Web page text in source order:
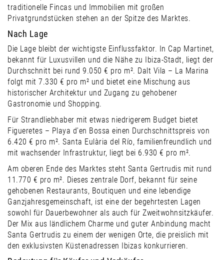
traditionelle Fincas und Immobilien mit großen
Privatgrundstücken stehen an der Spitze des Marktes.
Nach Lage
Die Lage bleibt der wichtigste Einflussfaktor. In Cap Martinet,
bekannt für Luxusvillen und die Nähe zu Ibiza-Stadt, liegt der
Durchschnitt bei rund 9.050 € pro m². Dalt Vila – La Marina
folgt mit 7.330 € pro m² und bietet eine Mischung aus
historischer Architektur und Zugang zu gehobener
Gastronomie und Shopping.
Für Strandliebhaber mit etwas niedrigerem Budget bietet
Figueretes – Playa d’en Bossa einen Durchschnittspreis von
6.420 € pro m². Santa Eulària del Río, familienfreundlich und
mit wachsender Infrastruktur, liegt bei 6.930 € pro m².
Am oberen Ende des Marktes steht Santa Gertrudis mit rund
11.770 € pro m². Dieses zentrale Dorf, bekannt für seine
gehobenen Restaurants, Boutiquen und eine lebendige
Ganzjahresgemeinschaft, ist eine der begehrtesten Lagen
sowohl für Dauerbewohner als auch für Zweitwohnsitzkäufer.
Der Mix aus ländlichem Charme und guter Anbindung macht
Santa Gertrudis zu einem der wenigen Orte, die preislich mit
den exklusivsten Küstenadressen Ibizas konkurrieren.